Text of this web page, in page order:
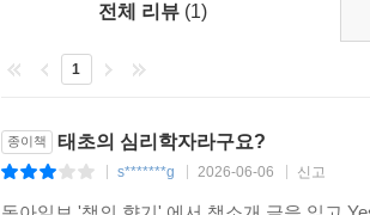
대엔 잣대로』는 흥미롭게도 짐바도의 ‘스
을 행사하는 경향을 보인다는 사실을 밝혀
다는 ‘도덕 기반 이론’으로 확장되었다.
『오셀로』를 비롯한 여러 비극을 통해서
전체 리뷰 (1)
1
종이책 태초의 심리학자라구요?
s*******g 2026-06-06 신고